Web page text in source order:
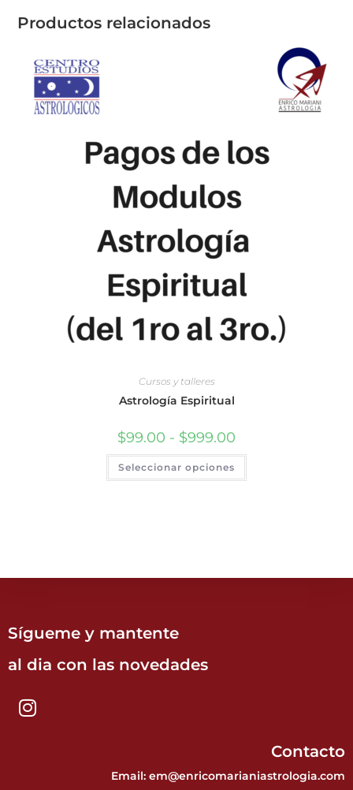
Productos relacionados
Cursos y talleres
Astrología Espiritual
$99.00 - $999.00
Seleccionar opciones
Sígueme y mantente
al dia con las novedades
Contacto
Email: em@enricomarianiastrologia.com